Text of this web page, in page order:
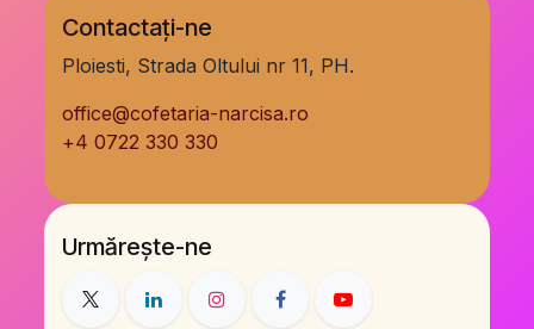
Contactați-ne
Ploiesti, Strada Oltului nr 11, PH.
office@cofetaria-narcisa.ro
+4 0722 330 330
Urmărește-ne